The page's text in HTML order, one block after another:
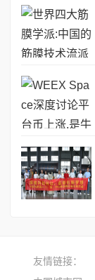
友情链接：